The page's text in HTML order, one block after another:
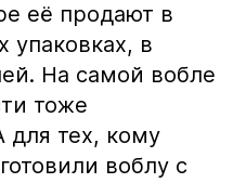
её продают в
упаковках, в
На самой вобле
тоже
для тех, кому
воблу с